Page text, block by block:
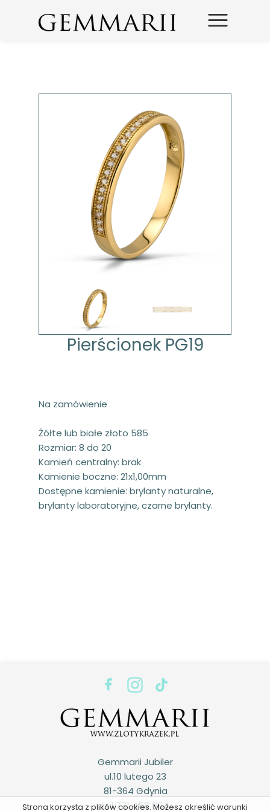
Na zamówienie
Żółte lub białe złoto 585
Rozmiar: 8 do 20
Kamień centralny: brak
Kamienie boczne: 21x1,00mm
Dostępne kamienie: brylanty naturalne,
brylanty laboratoryjne, czarne brylanty.
Pierścionek PG19
Gemmarii Jubiler
ul.10 lutego 23
81-364 Gdynia
tel 731 458 854
Strona korzysta z plików cookies. Możesz określić warunki